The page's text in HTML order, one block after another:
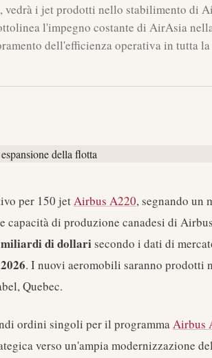
i jet prodotti nello stabilimento di
l'impegno costante di AirAsia
dell'efficienza operativa in tutta la
per 150 jetAirbus A220, segnando un
capacità di produzione canadesi di
miliardi di dollarisecondo i dati di
. I nuovi aeromobili saranno prodotti
Quebec.
ordini singoli per il programmaAirbus
verso un'ampia modernizzazione